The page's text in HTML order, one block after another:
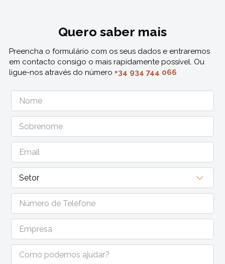
Quero saber mais
Preencha o formulário com os seus dados e entraremos
em contacto consigo o mais rapidamente possível. Ou
ligue-nos através do número +34 934 744 066